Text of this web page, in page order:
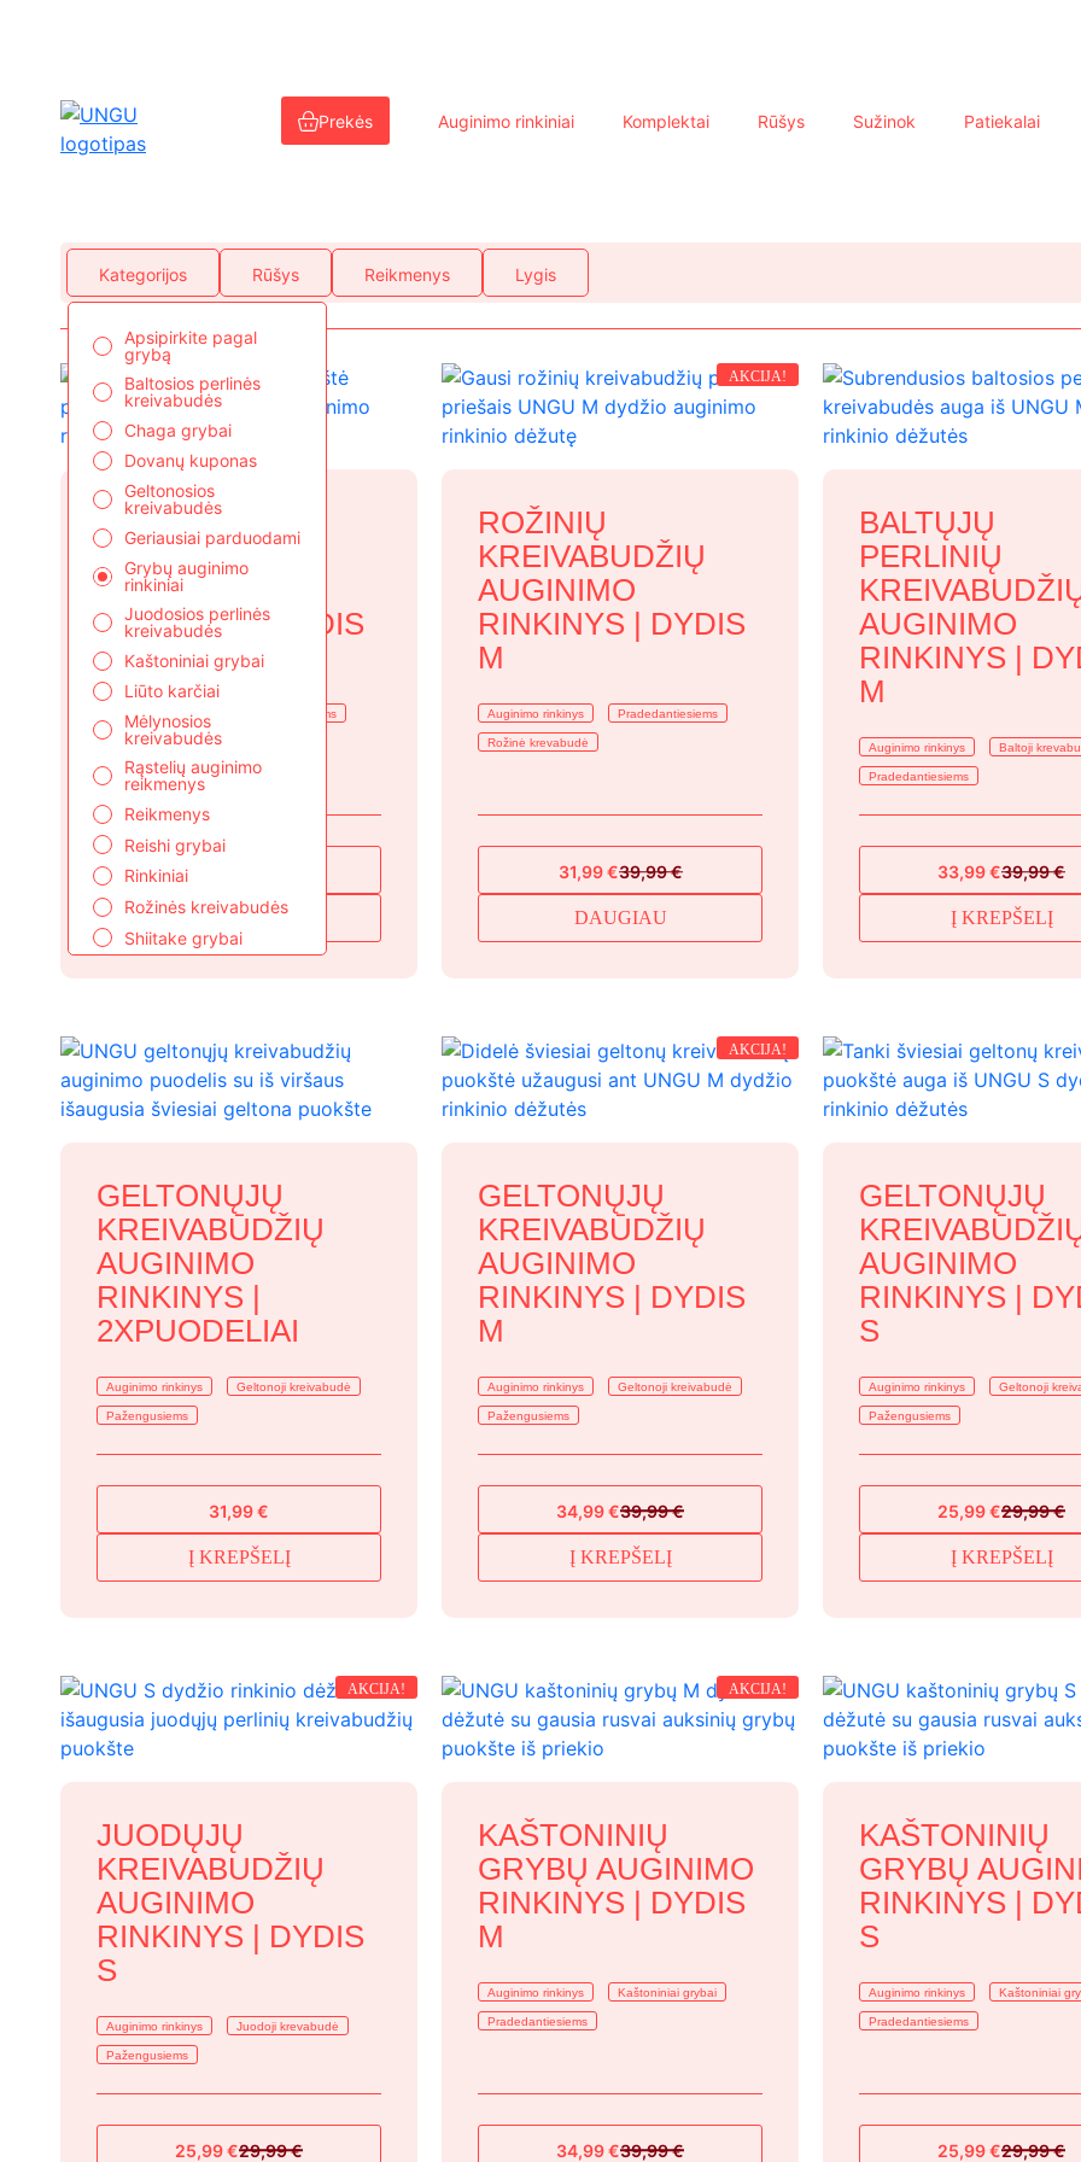
Prekės Auginimo rinkiniai Komplektai Rūšys Sužinok Patiekalai
PARDUOTUVĖ
Kategorijos
Apsipirkite pagal
grybą
Baltosios perlinės
kreivabudės
Chaga grybai
Dovanų kuponas
Geltonosios
kreivabudės
Geriausiai parduodami
Grybų auginimo
rinkiniai
Juodosios perlinės
kreivabudės
Kaštoniniai grybai
Liūto karčiai
Mėlynosios
kreivabudės
Rąstelių auginimo
reikmenys
Reikmenys
Reishi grybai
Rinkiniai
Rožinės kreivabudės
Shiitake grybai
Rūšys Reikmenys Lygis
ROŽINIŲ
KREIVABUDŽIŲ
AUGINIMO
RINKINYS | DYDIS
S
Auginimo rinkinys Pradedantiesiems
Rožinė krevabudė
DAUGIAU
AKCIJA!
ROŽINIŲ
KREIVABUDŽIŲ
AUGINIMO
RINKINYS | DYDIS
M
Auginimo rinkinys Pradedantiesiems
Rožinė krevabudė
39,99€
Original
price
31,99€
Current
price
DAUGIAU
BALTŲJŲ
PERLINIŲ
AUGINIMO
RINKINYS |
M
Auginimo rinkinys Baltoji
Pradedantiesiems
39,99€
Original
price
was:
33,99€
Current
price
is:
Į KREPŠELĮ
GELTONŲJŲ
KREIVABŪDŽIŲ
AUGINIMO
RINKINYS |
2XPUODELIAI
Auginimo rinkinys Geltonoji kreivabudė
Pažengusiems
31,99€
Į KREPŠELĮ
AKCIJA!
GELTONŲJŲ
KREIVABŪDŽIŲ
AUGINIMO
RINKINYS | DYDIS
M
Auginimo rinkinys Geltonoji kreivabudė
Pažengusiems
39,99€
Original
price
was:
34,99€
Current
price
is:
Į KREPŠELĮ
GELTONŲJŲ
AUGINIMO
RINKINYS |
S
Auginimo rinkinys Geltonoji
Pažengusiems
29,99€
Original
price
was:
25,99€
Current
price
is:
Į KREPŠELĮ
AKCIJA!
JUODŲJŲ
KREIVABUDŽIŲ
AUGINIMO
RINKINYS | DYDIS
S
Auginimo rinkinys Juodoji krevabudė
Pažengusiems
29,99€
25,99€
AKCIJA!
KAŠTONINIŲ
GRYBŲ AUGINIMO
RINKINYS | DYDIS
M
Auginimo rinkinys Kaštoniniai grybai
Pradedantiesiems
39,99€
34,99€
KAŠTONINIŲ
GRYBŲ
RINKINYS |
S
Auginimo rinkinys Kaštoniniai
Pradedantiesiems
29,99€
25,99€